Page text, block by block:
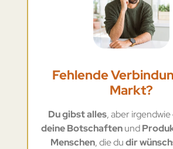
Fehlende
Markt?
Du gibst alles, aber irgendwie
deine Botschaftenund
Menschen, die dudir